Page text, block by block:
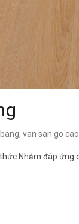
, van san go
Nhằm đáp ứng